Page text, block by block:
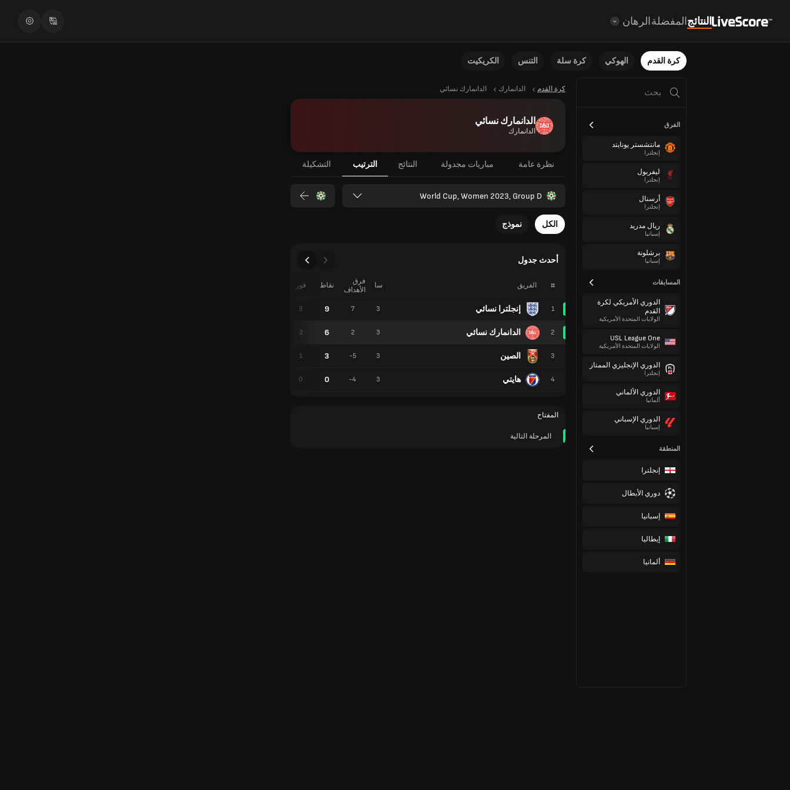
النتائجالمفضلةالرهان
كرة القدم الهوكي كرة سلة التنس الكريكيت
الفرق
مانتشستر يونايتد
إنجلترا
ليفربول
إنجلترا
أرسنال
إنجلترا
ريال مدريد
إسبانيا
برشلونة
إسبانيا
المسابقات
الدوري الأمريكي لكرة
القدم
الولايات المتحدة الأمريكية
USL League One
الولايات المتحدة الأمريكية
الدوري الإنجليزي الممتاز
إنجلترا
الدوري الألماني
ألمانيا
الدوري الإسباني
إسبانيا
المنطقة
إنجلترا
دوري الأبطال
إسبانيا
إيطاليا
ألمانيا
كرة القدم الدانمارك الدانمارك نسائي
الدانمارك نسائي
الدانمارك
نظرة عامة مباريات مجدولة النتائج الترتيب التشكيلة
World Cup, Women 2023, Group D
الكل نموذج
أحدث جدول
# الفريق
1 إنجلترا نسائي
2 الدانمارك نسائي
3 الصين
4 هايتي
سا
فرق
الأهداف
نقاط فوز
3
7
9
3
3
2
6
2
3
-5
3
1
3
-4
0
0
المفتاح
المرحلة التالية